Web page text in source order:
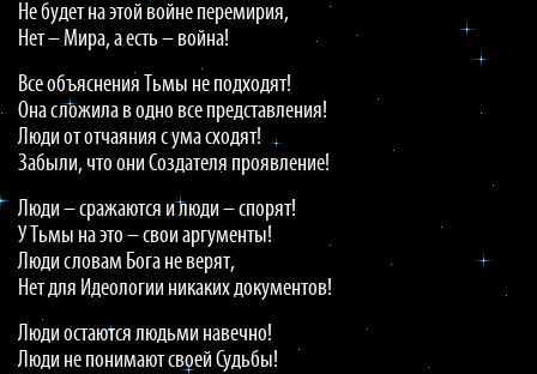
Не будет на этой войне перемирия,
Нет – Мира, а есть – война!
Все объяснения Тьмы не подходят!
Она сложила в одно все представления!
Люди от отчаяния с ума сходят!
Забыли, что они Создателя проявление!
Люди – сражаются и люди – спорят!
У Тьмы на это – свои аргументы!
Люди словам Бога не верят,
Нет для Идеологии никаких документов!
Люди остаются людьми навечно!
Люди не понимают своей Судьбы!